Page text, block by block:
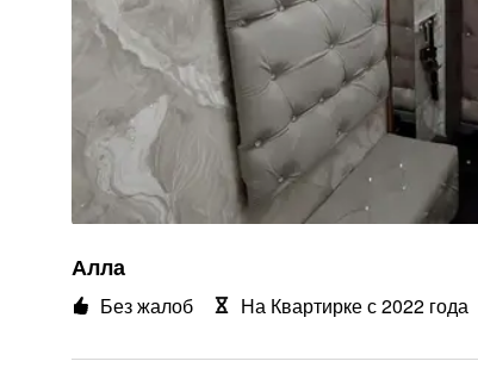
Алла
Без жалоб На Квартирке с 2022 года